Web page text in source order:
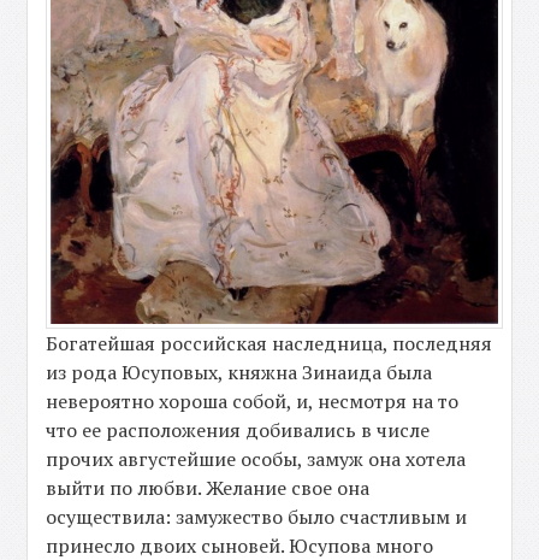
Богатейшая российская наследница, последняя
из рода Юсуповых, княжна Зинаида была
невероятно хороша собой, и, несмотря на то
что ее расположения добивались в числе
прочих августейшие особы, замуж она хотела
выйти по любви. Желание свое она
осуществила: замужество было счастливым и
принесло двоих сыновей. Юсупова много